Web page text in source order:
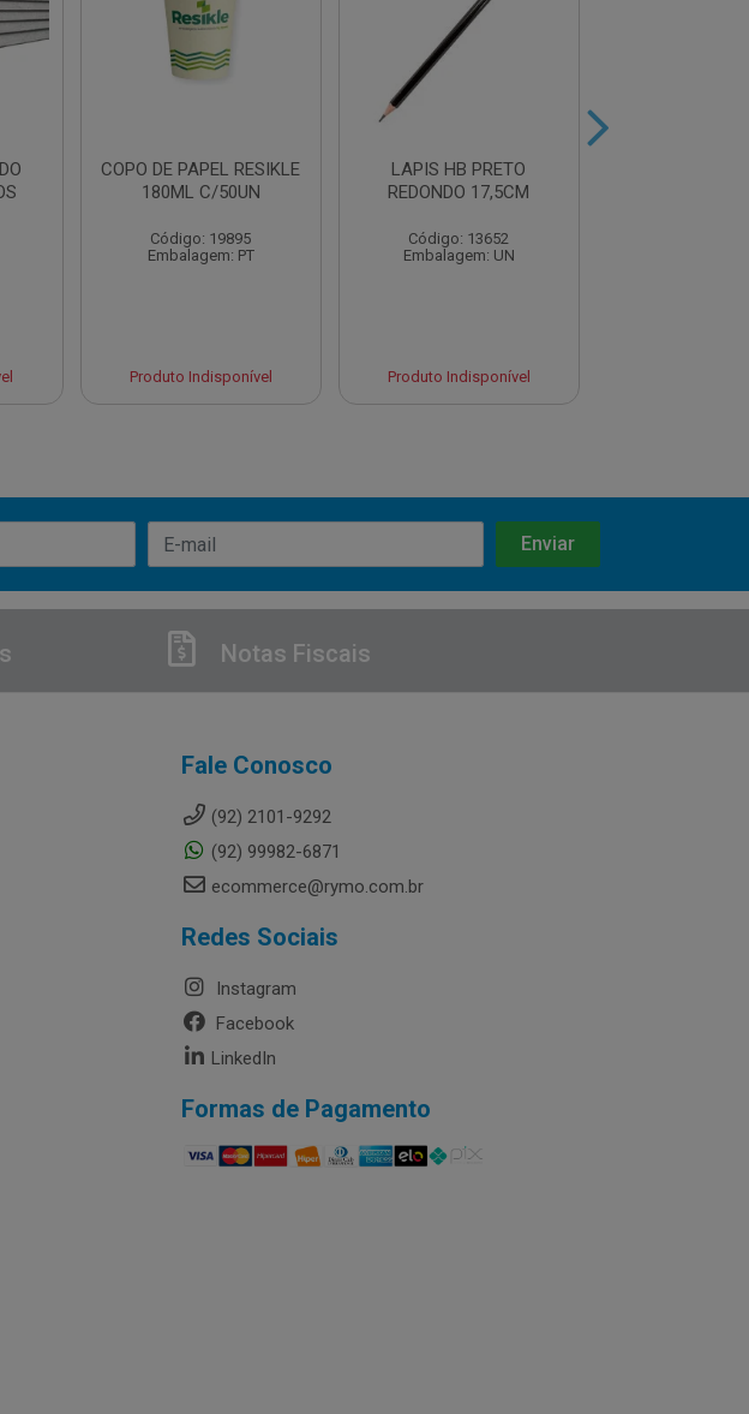
COPO DE PAPEL RESIKLE
180ML C/50UN
Código: 19895
Embalagem: PT
Produto Indisponível
LAPIS HB PRETO
REDONDO 17,5CM
Código: 13652
Embalagem: UN
Produto Indisponível
Notas Fiscais
Fale Conosco
(92) 2101-9292
(92) 99982-6871
ecommerce@rymo.com.br
Redes Sociais
Instagram
Facebook
LinkedIn
Formas de Pagamento